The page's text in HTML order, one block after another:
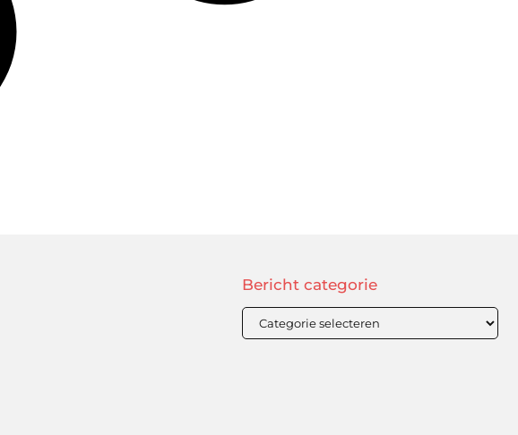
Bericht categorie